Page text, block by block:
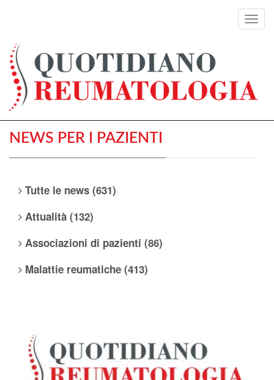
NEWS PER I PAZIENTI
Tutte le news (631)
Attualità (132)
Associazioni di pazienti (86)
Malattie reumatiche (413)